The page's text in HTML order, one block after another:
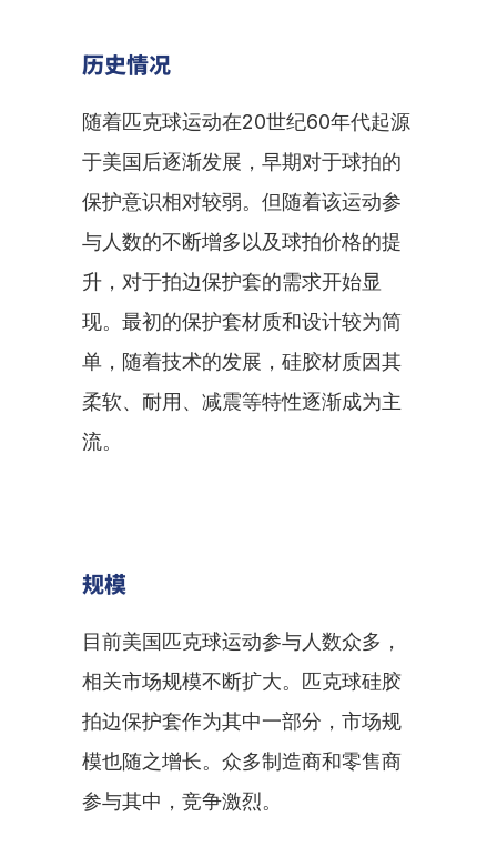
历史情况
随着匹克球运动在20世纪60年代起源
于美国后逐渐发展，早期对于球拍的
保护意识相对较弱。但随着该运动参
与人数的不断增多以及球拍价格的提
升，对于拍边保护套的需求开始显
现。最初的保护套材质和设计较为简
单，随着技术的发展，硅胶材质因其
柔软、耐用、减震等特性逐渐成为主
流。
规模
目前美国匹克球运动参与人数众多，
相关市场规模不断扩大。匹克球硅胶
拍边保护套作为其中一部分，市场规
模也随之增长。众多制造商和零售商
参与其中，竞争激烈。